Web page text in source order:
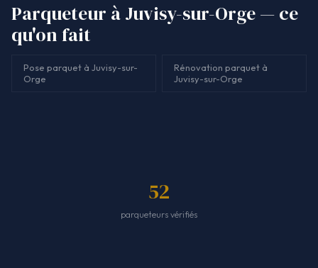
Parqueteur à Juvisy-sur-Orge — ce
qu'on fait
Pose parquet à Juvisy-sur-
Orge
Rénovation parquet à
Juvisy-sur-Orge
52
parqueteurs vérifiés